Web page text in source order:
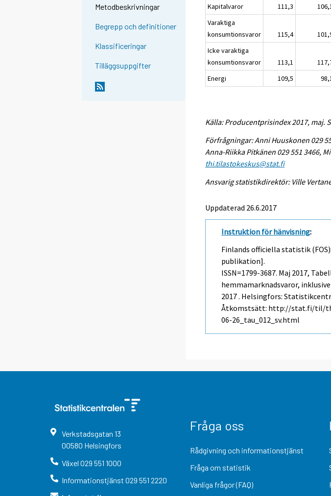
Metodbeskrivningar
Begrepp och definitioner
Klassificeringar
Tilläggsuppgifter
Kapitalvaror
111,3
Varaktiga
konsumtionsvaror
115,4
Icke varaktiga
konsumtionsvaror
113,1
Energi
109,5
Källa: Producentprisindex 2017, maj.
Förfrågningar: Anni Huuskonen 029
Anna-Riikka Pitkänen 029 551 3466,
thi.tilastokeskus@stat.fi
Ansvarig statistikdirektör: Ville
Uppdaterad 26.6.2017
Instruktion för hänvisning:
Finlands officiella statistik
publikation].
ISSN=1799-3687. Maj 2017,
hemmamarknadsvaror,
2017 . Helsingfors:
Åtkomstsätt: http://stat.fi/til/
06-26_tau_012_sv.html
Verkstadsgatan 13
00580 Helsingfors
Växel 029 551 1000
Informationstjänst 029 551 2220
Fråga oss
Rådgivning och informationstjänst
Fråga om statistik
Vanliga frågor (FAQ)